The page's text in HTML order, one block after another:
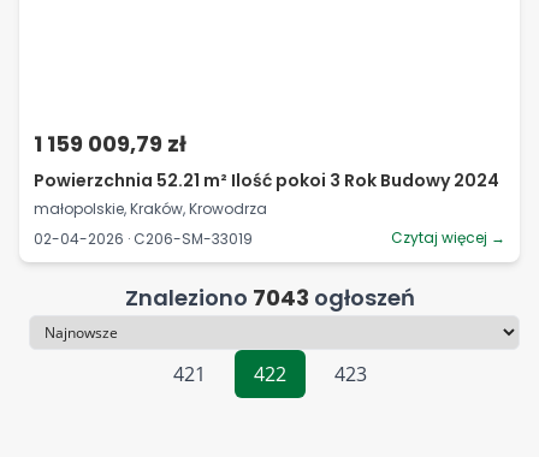
1 159 009,79 zł
Powierzchnia 52.21 m² Ilość pokoi 3 Rok Budowy 2024
małopolskie, Kraków, Krowodrza
02-04-2026 · C206-SM-33019
Czytaj więcej →
Znaleziono 7043 ogłoszeń
Sortowanie
421
422 423